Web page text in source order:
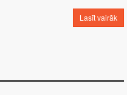
Lasīt vairāk